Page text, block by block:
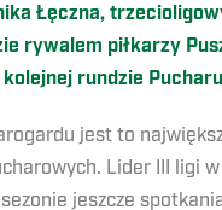
Łęczna,
rywalem piłkarzy
rundzie
jest to
Lider III ligi
jeszcze